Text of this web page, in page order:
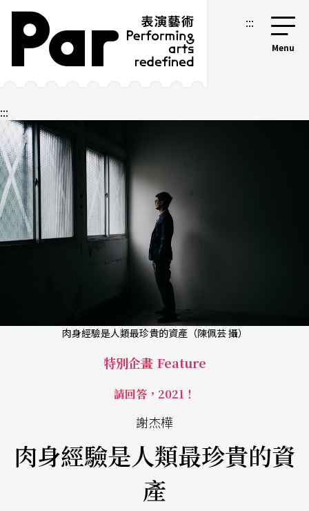
跳到主要內容區塊
網站導覽 :::
:::
肉身經驗是人類最珍貴的資產（陳佩芸 攝）
特別企畫 Feature
請回答，2021！
謝杰樺
肉身經驗是人類最珍貴的資
產